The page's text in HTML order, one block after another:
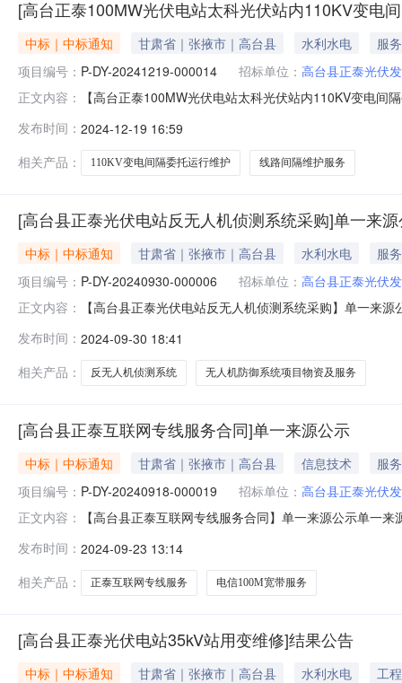
[高台正泰100MW光伏电站太科光伏站内110KV变电
中标｜中标通知 甘肃省｜张掖市｜高台县 水利水电
服务
项目编号： P-DY-20241219-000014 招标单位： 高台县正泰光伏
正文内容：
【高台正泰100MW光伏电站太科光伏站内110KV变电
等详见下表。序号物料名称采购数量计量单位税率交付
施
发布时间： 2024-12-19 16:59
相关产品：
110KV变电间隔委托运行维护 线路间隔维护服务
[高台县正泰光伏电站反无人机侦测系统采购]单一来
中标｜中标通知 甘肃省｜张掖市｜高台县 水利水电
服务
项目编号： P-DY-20240930-000006 招标单位： 高台县正泰光伏
正文内容：
【高台县正泰光伏电站反无人机侦测系统采购】单一来
地点采购需求单位行项目备注1无人机防御系统项目物资
询价采购方式向
发布时间： 2024-09-30 18:41
相关产品：
反无人机侦测系统 无人机防御系统项目物资及服务
[高台县正泰互联网专线服务合同]单一来源公示
中标｜中标通知 甘肃省｜张掖市｜高台县 信息技术
服务
项目编号： P-DY-20240918-000019 招标单位： 高台县正泰光伏
正文内容：
【高台县正泰互联网专线服务合同】单一来源公示单一
目备注1电信100M宽带服务38项6%2027-12-31高台县
司续签《高
发布时间： 2024-09-23 13:14
相关产品：
正泰互联网专线服务 电信100M宽带服务
[高台县正泰光伏电站35kV站用变维修]结果公告
中标｜中标通知 甘肃省｜张掖市｜高台县 水利水电
工程